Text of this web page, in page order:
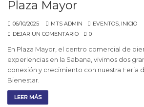
Plaza Mayor
06/10/2025 MTS ADMIN EVENTOS, INICIO
DEJAR UN COMENTARIO
0
En Plaza Mayor, el centro comercial de
experiencias en la Sabana, vivimos dos
conexión y crecimiento con nuestra Feria
Bienestar.
LEER MÁS